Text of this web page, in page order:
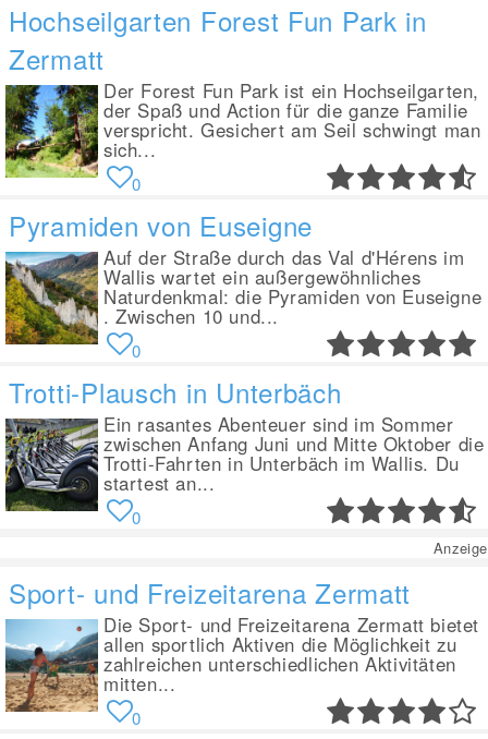
Hochseilgarten Forest Fun Park in
Zermatt
Der Forest Fun Park ist ein Hochseilgarten,
der Spaß und Action für die ganze Familie
verspricht. Gesichert am Seil schwingt man
sich...
0
Pyramiden von Euseigne
Auf der Straße durch das Val d'Hérens im
Wallis wartet ein außergewöhnliches
Naturdenkmal: die Pyramiden von Euseigne
. Zwischen 10 und...
0
Trotti-Plausch in Unterbäch
Ein rasantes Abenteuer sind im Sommer
zwischen Anfang Juni und Mitte Oktober die
Trotti-Fahrten in Unterbäch im Wallis. Du
startest an...
0
Anzeige
Sport- und Freizeitarena Zermatt
Die Sport- und Freizeitarena Zermatt bietet
allen sportlich Aktiven die Möglichkeit zu
zahlreichen unterschiedlichen Aktivitäten
mitten...
0